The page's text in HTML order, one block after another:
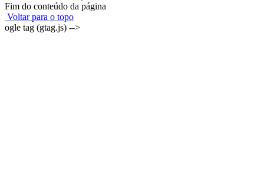
Fim do conteúdo da página
Voltar para o topo
ogle tag (gtag.js) -->